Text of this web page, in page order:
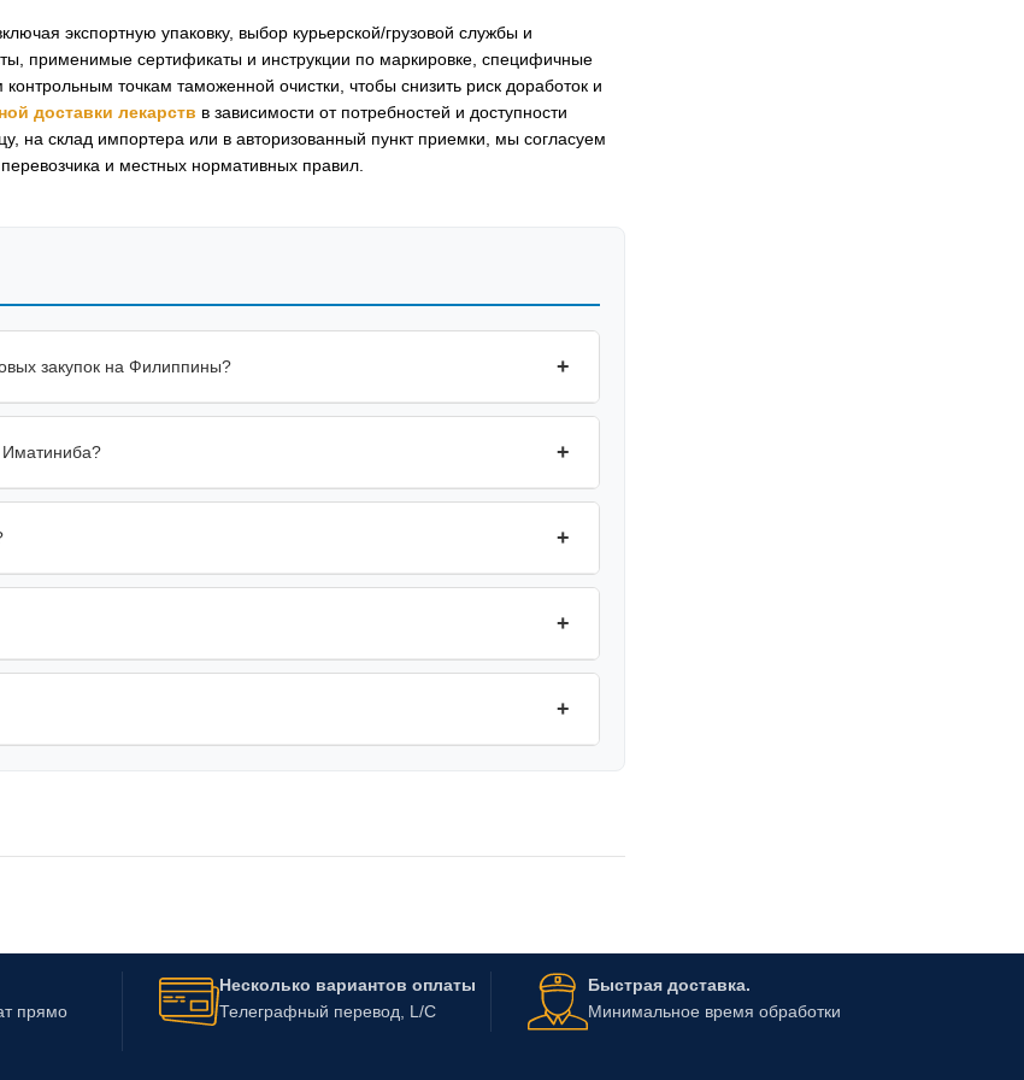
экспортную упаковку, выбор курьерской/грузовой службы и
применимые сертификаты и инструкции по маркировке, специфичные
точкам таможенной очистки, чтобы снизить риск доработок и
доставки лекарств в зависимости от потребностей и доступности
на склад импортера или в авторизованный пункт приемки, мы согласуем
и местных нормативных правил.
закупок на Филиппины? +
Иматиниба? +
+
+
+
прямо
Несколько вариантов оплаты
Телеграфный перевод, L/C
Быстрая доставка.
Минимальное время обработки